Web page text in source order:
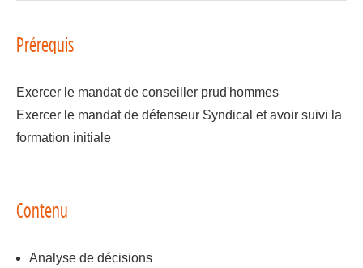
Prérequis
Exercer le mandat de conseiller prud'hommes
Exercer le mandat de défenseur Syndical et avoir suivi la
formation initiale
Contenu
Analyse de décisions